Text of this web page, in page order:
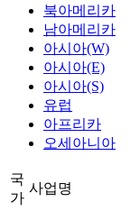
북아메리카
남아메리카
아시아(W)
아시아(E)
아시아(S)
유럽
아프리카
오세아니아
국
가
사업명